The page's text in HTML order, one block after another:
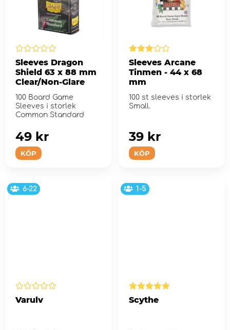
Sleeves Dragon
Shield 63 x 88 mm
Clear/Non-Glare
100 Board Game
Sleeves i storlek
Common Standard
KÖP
49 kr
Sleeves Arcane
Tinmen - 44 x 68
mm
100 st sleeves i storlek
Small.
KÖP
39 kr
6-22
Varulv
1-5
Scythe